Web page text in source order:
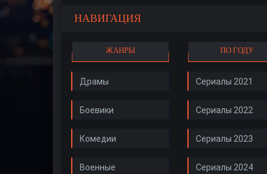
НАВИГАЦИЯ
ЖАНРЫ
Драмы
Боевики
Комедии
Военные
ПО ГОДУ
Сериалы 2021
Сериалы 2022
Сериалы 2023
Сериалы 2024